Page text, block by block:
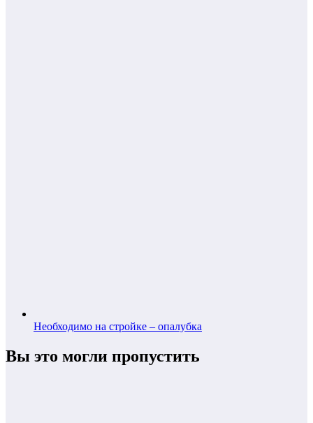
Необходимо на стройке – опалубка
Вы это могли пропустить